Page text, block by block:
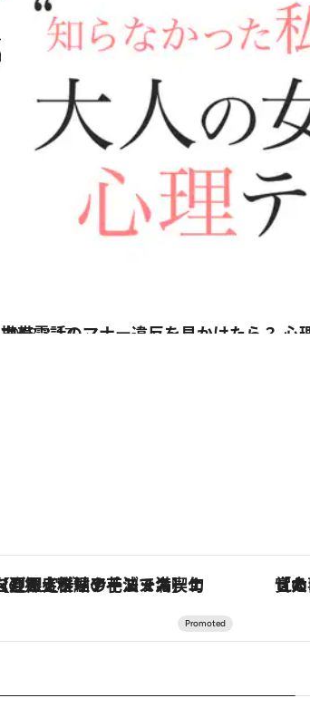
2018.3.17
携帯電話のマナー違反を見かけたら？ 心理テストで知る「自己管理能力」
占い
【夏限定ディナーコース】旬を迎える稚鮎や花ズッキーニなどをイタリア・トスカーナの郷土料理の手法で満喫！